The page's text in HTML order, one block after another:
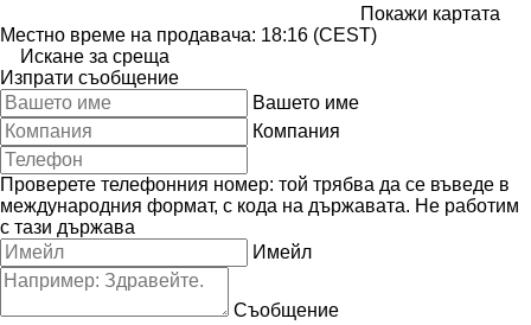
Покажи картата
Местно време на продавача: 18:16 (CEST)
Искане за среща
Изпрати съобщение
Вашето име
Компания
Проверете телефонния номер: той трябва да се въведе в
международния формат, с кода на държавата. Не работим
с тази държава
Имейл
Съобщение